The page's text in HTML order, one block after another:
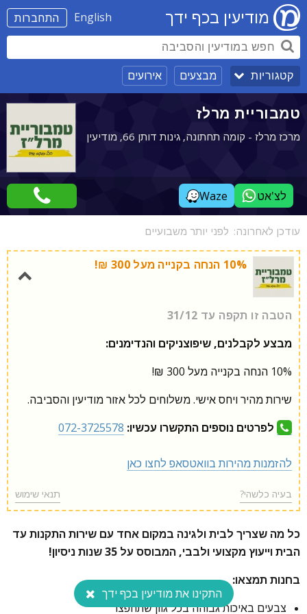
התחברות English מודיעין בכף ידך
קטגוריות מבצעים אירועים
טמבוריית מרלז
מרכז מרלז - קומה תחתונה, גינות דותן 66, מודיעין
לצ'אט Waze
עודכן לאחרונה: לפני יותר משבועיים
10% הנחה בקנייה מעל 300 ₪!
הטבה זו תקפה עד 31/12
מבצע לקבלנים, שיפוצניקים והנדימנים:
10% הנחה בקנייה מעל 300 ₪!
שירות מהיר ויחס אישי. משלוחים לכל אזור מודיעין והסביבה.
לפרטים נוספים התקשרו עכשיו: 072-3725578
להזמנות מהירות בוואטסאפ לחצו כאן
תנאי שימוש בעיה כלשהי?
כל מה שצריך לבית ולגינה במקום אחד עם שירות התקנות עד
הבית וייעוץ מקצועי ולבבי, המבוסס על 35 שנות ניסיון!
בחנות תמצאו:
צבעים באיכות גבוהה בכל גוון שתחפצו
התקינו את מודיעין בכף ידך